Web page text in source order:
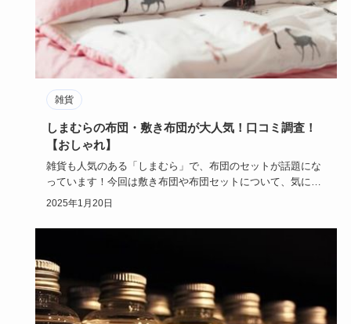
雑貨
しまむらの布団・敷き布団が大人気！口コミ調査！
【おしゃれ】
雑貨も人気のある「しまむら」で、布団のセットが話題にな
っています！今回は敷き布団や布団セットについて、気にな
る値段や口コミ…
2025年1月20日